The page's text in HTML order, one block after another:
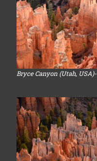
Bryce Canyon (Utah, USA)-